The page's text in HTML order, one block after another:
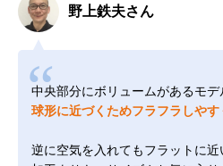
野上鉄夫さん
中央部分にボリュームがあるモデ
球形に近づくためフラフラしや
逆に空気を入れてもフラットに